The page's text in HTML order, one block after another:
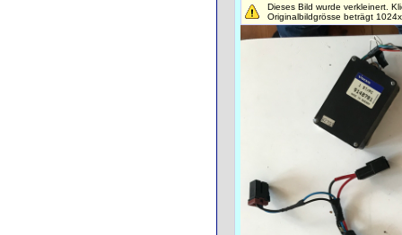
Dieses Bild wurde verkleinert.
Originalbildgrösse beträgt